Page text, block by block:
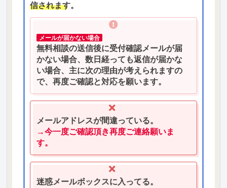
信されます。
メールが届かない場合
無料相談の送信後に受付確認メールが届
かない場合、数日経っても返信が届かな
い場合、主に次の理由が考えられますの
で、再度ご確認と対応を願います。
メールアドレスが間違っている。
→今一度ご確認頂き再度ご連絡願いま
す。
迷惑メールボックスに入ってる。